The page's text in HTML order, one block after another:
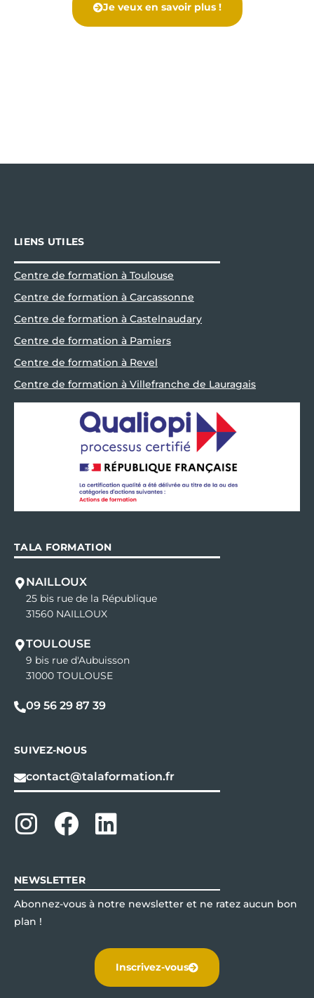
Je veux en savoir plus !
LIENS UTILES
Centre de formation à Toulouse
Centre de formation à Carcassonne
Centre de formation à Castelnaudary
Centre de formation à Pamiers
Centre de formation à Revel
Centre de formation à Villefranche de Lauragais
TALA FORMATION
NAILLOUX
25 bis rue de la République
31560 NAILLOUX
TOULOUSE
9 bis rue d'Aubuisson
31000 TOULOUSE
09 56 29 87 39
SUIVEZ-NOUS
contact@talaformation.fr
NEWSLETTER
Abonnez-vous à notre newsletter et ne ratez aucun bon
plan !
Inscrivez-vous